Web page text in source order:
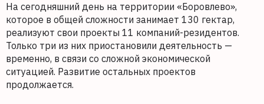
На сегодняшний день на территории «Боровлево»,
которое в общей сложности занимает 130 гектар,
реализуют свои проекты 11 компаний-резидентов.
Только три из них приостановили деятельность —
временно, в связи со сложной экономической
ситуацией. Развитие остальных проектов
продолжается.